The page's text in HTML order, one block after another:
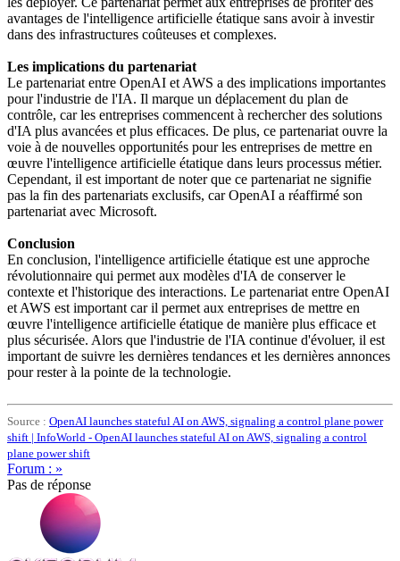
avantages de l'intelligence artificielle étatique sans avoir à investir
dans des infrastructures coûteuses et complexes.
Les implications du partenariat
Le partenariat entre OpenAI et AWS a des implications importantes
pour l'industrie de l'IA. Il marque un déplacement du plan de
contrôle, car les entreprises commencent à rechercher des solutions
d'IA plus avancées et plus efficaces. De plus, ce partenariat ouvre la
voie à de nouvelles opportunités pour les entreprises de mettre en
œuvre l'intelligence artificielle étatique dans leurs processus métier.
Cependant, il est important de noter que ce partenariat ne signifie
pas la fin des partenariats exclusifs, car OpenAI a réaffirmé son
partenariat avec Microsoft.
Conclusion
En conclusion, l'intelligence artificielle étatique est une approche
révolutionnaire qui permet aux modèles d'IA de conserver le
contexte et l'historique des interactions. Le partenariat entre OpenAI
et AWS est important car il permet aux entreprises de mettre en
œuvre l'intelligence artificielle étatique de manière plus efficace et
plus sécurisée. Alors que l'industrie de l'IA continue d'évoluer, il est
important de suivre les dernières tendances et les dernières annonces
pour rester à la pointe de la technologie.
Source : OpenAI launches stateful AI on AWS, signaling a control plane power
shift | InfoWorld - OpenAI launches stateful AI on AWS, signaling a control
plane power shift
Forum : »
Pas de réponse